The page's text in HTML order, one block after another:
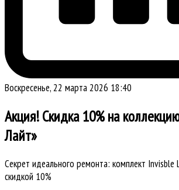
Воскресенье, 22 марта 2026 18:40
Акция! Скидка 10% на
Лайт»
Секрет идеального ремонта: комплект Invisble
скидкой 10%